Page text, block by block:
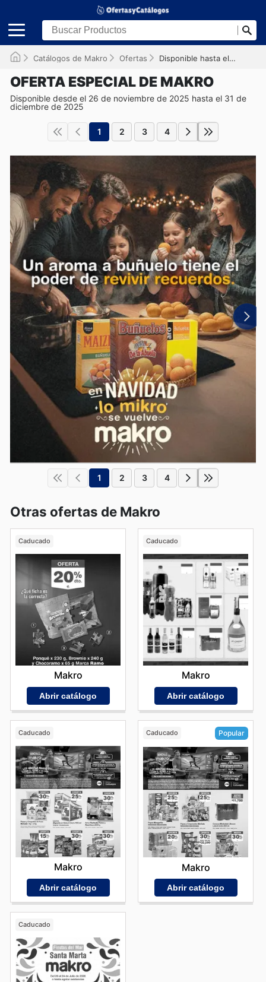
Catálogos de Makro Ofertas Disponible hasta el 31/12/2025
OFERTA ESPECIAL DE MAKRO
Disponible desde el 26 de noviembre de 2025 hasta el 31 de
diciembre de 2025
1 2 3 4
1 2 3 4
Otras ofertas de Makro
Caducado
Makro
Abrir catálogo
Caducado
Makro
Abrir catálogo
Caducado
Makro
Abrir catálogo
Caducado Popular
Makro
Abrir catálogo
Caducado